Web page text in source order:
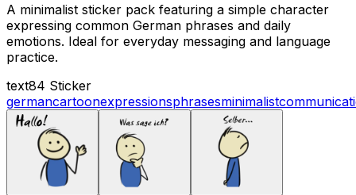
A minimalist sticker pack featuring a simple character
expressing common German phrases and daily
emotions. Ideal for everyday messaging and language
practice.
text84 Sticker
germancartoonexpressionsphrasesminimalist